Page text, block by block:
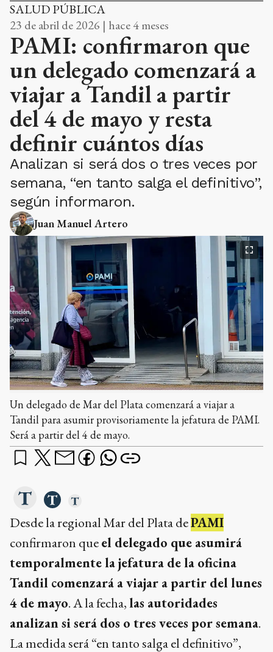
SALUD PÚBLICA
23 de abril de 2026 | hace 4 meses
PAMI: confirmaron que
un delegado comenzará a
viajar a Tandil a partir
del 4 de mayo y resta
definir cuántos días
Analizan si será dos o tres veces por
semana, “en tanto salga el definitivo”,
según informaron.
Juan Manuel Artero
Un delegado de Mar del Plata comenzará a viajar a
Tandil para asumir provisoriamente la jefatura de PAMI.
Será a partir del 4 de mayo.
Desde la regional Mar del Plata dePAMI
confirmaron queel delegado que asumirá
temporalmente la jefatura de la oficina
Tandil comenzará a viajar a partir del lunes
4 de mayo. A la fecha,las autoridades
analizan si será dos o tres veces por semana.
La medida será “en tanto salga el definitivo”,